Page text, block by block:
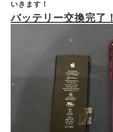
いきます！
バッテリー交換完了！